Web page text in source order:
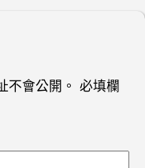
不會公開。 必填欄